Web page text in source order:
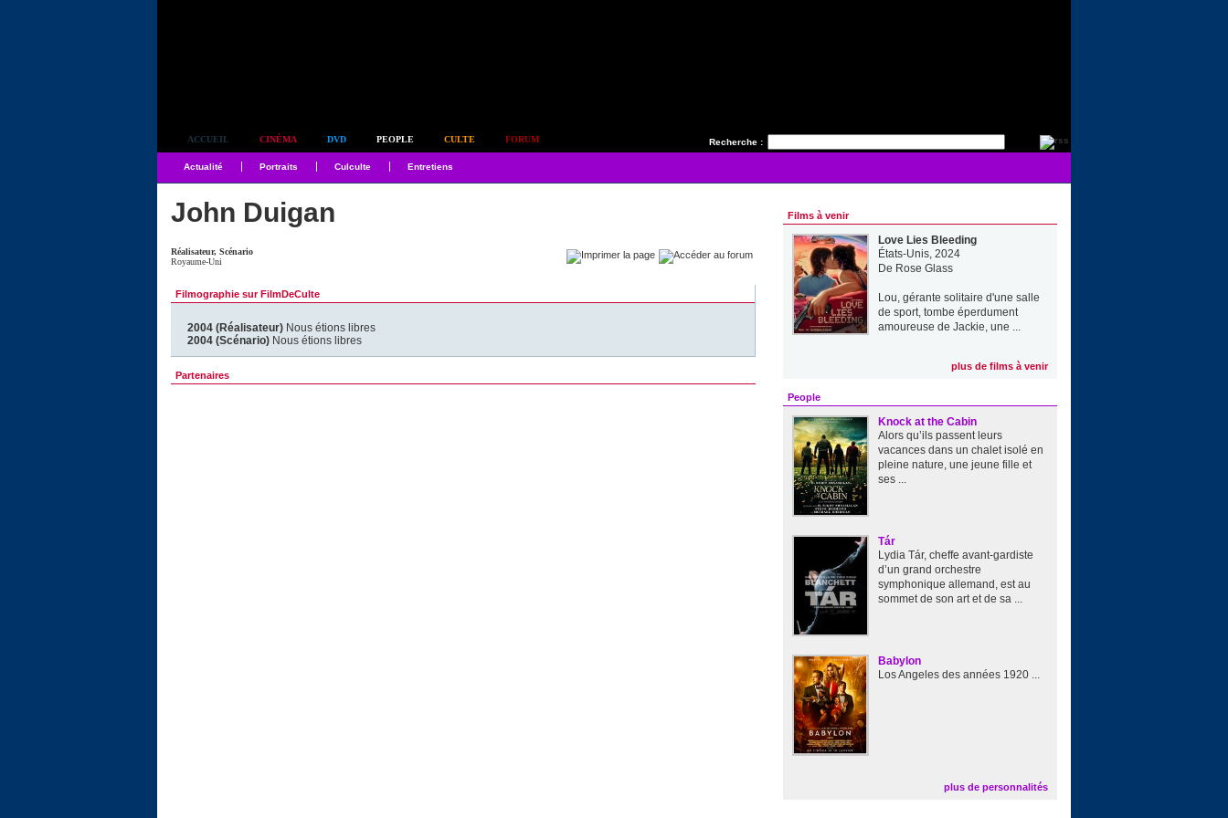
Recherche :
ACCUEIL CINÉMA DVD PEOPLE CULTE FORUM
Actualité Portraits Culculte Entretiens
John Duigan
Réalisateur, Scénario
Royaume-Uni
Filmographie sur FilmDeCulte
2004 (Réalisateur) Nous étions libres
2004 (Scénario) Nous étions libres
Partenaires
Films à venir
Love Lies Bleeding
États-Unis, 2024
De Rose Glass
Lou, gérante solitaire d'une salle
de sport, tombe éperdument
amoureuse de Jackie, une ...
plus de films à venir
People
Knock at the Cabin
Alors qu’ils passent leurs
vacances dans un chalet isolé en
pleine nature, une jeune fille et
ses ...
Tár
Lydia Tár, cheffe avant-gardiste
d’un grand orchestre
symphonique allemand, est au
sommet de son art et de sa ...
Babylon
Los Angeles des années 1920 ...
plus de personnalités